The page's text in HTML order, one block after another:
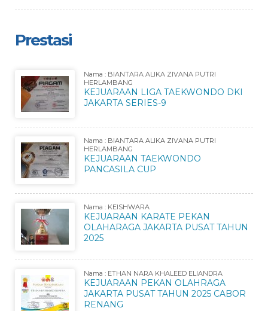
Prestasi
Nama : BIANTARA ALIKA ZIVANA PUTRI
HERLAMBANG
KEJUARAAN LIGA TAEKWONDO DKI
JAKARTA SERIES-9
Nama : BIANTARA ALIKA ZIVANA PUTRI
HERLAMBANG
KEJUARAAN TAEKWONDO
PANCASILA CUP
Nama : KEISHWARA
KEJUARAAN KARATE PEKAN
OLAHARAGA JAKARTA PUSAT TAHUN
2025
Nama : ETHAN NARA KHALEED ELIANDRA
KEJUARAAN PEKAN OLAHRAGA
JAKARTA PUSAT TAHUN 2025 CABOR
RENANG